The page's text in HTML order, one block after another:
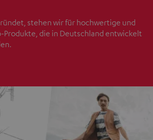
stehen wir für hochwertige und
Produkte, die in Deutschland entwickelt